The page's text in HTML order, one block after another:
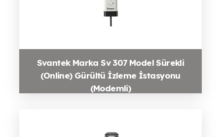
Svantek Marka Sv 307 Model Sürekli
(Online) Gürültü İzleme İstasyonu
(Modemli)